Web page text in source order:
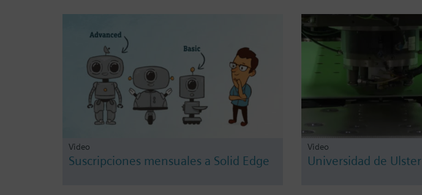
Video
Suscripciones mensuales a Solid Edge
Video
Universidad de Ulster